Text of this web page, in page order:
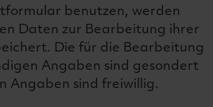
benutzen, werden
Daten zur Bearbeitung ihrer
Die für die Bearbeitung
Angaben sind gesondert
Angaben sind freiwillig.